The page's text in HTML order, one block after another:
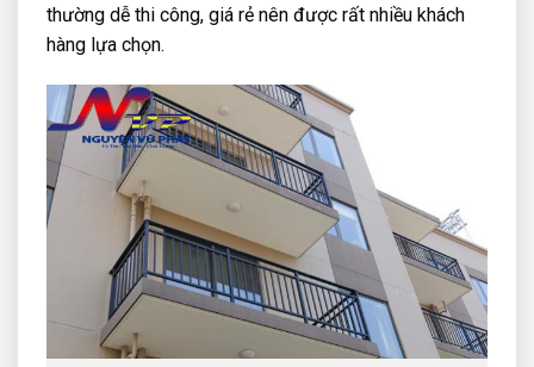
thường dễ thi công, giá rẻ nên được rất nhiều khách
hàng lựa chọn.